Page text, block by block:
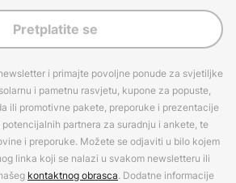
Pretplatite se
i primajte povoljne ponude za svjetiljke
i pametnu rasvjetu, kupone za popuste,
ili promotivne pakete, preporuke i prezentacije
partnera za suradnju i ankete, te
i preporuke. Možete se odjaviti u bilo kojem
linka koji se nalazi u svakom newsletteru ili
kontaktnog obrasca. Dodatne informacije